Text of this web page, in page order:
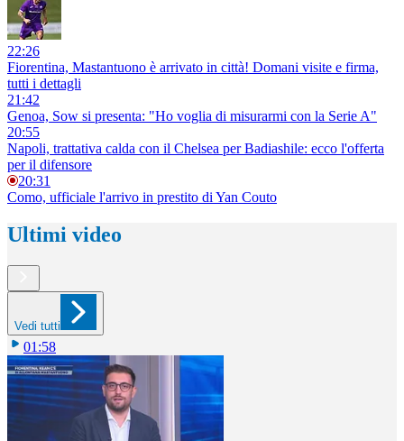
22:26
Fiorentina, Mastantuono è arrivato in città! Domani visite e firma,
tutti i dettagli
21:42
Genoa, Sow si presenta: "Ho voglia di misurarmi con la Serie A"
20:55
Napoli, trattativa calda con il Chelsea per Badiashile: ecco l'offerta
per il difensore
20:31
Como, ufficiale l'arrivo in prestito di Yan Couto
Ultimi video
Vedi tutti
01:58